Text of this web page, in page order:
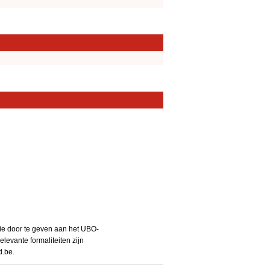
door te geven aan het UBO-
formaliteiten zijn